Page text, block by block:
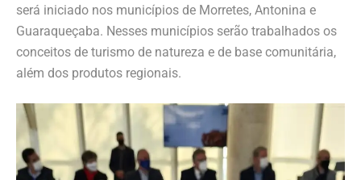
será iniciado nos municípios de Morretes, Antonina e
Guaraqueçaba. Nesses municípios serão trabalhados os
conceitos de turismo de natureza e de base comunitária,
além dos produtos regionais.